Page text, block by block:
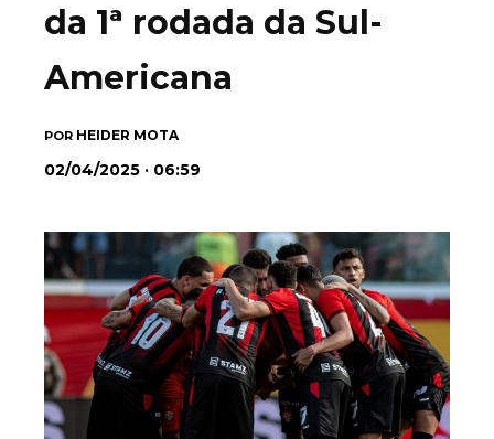
da 1ª rodada da Sul-
Americana
POR HEIDER MOTA
02/04/2025 · 06:59